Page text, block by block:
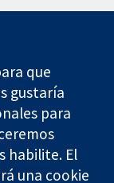
Contacto
Noticias
Prensa
Sobre
nosotros
que
gustaría
para
habilite. El
una cookie